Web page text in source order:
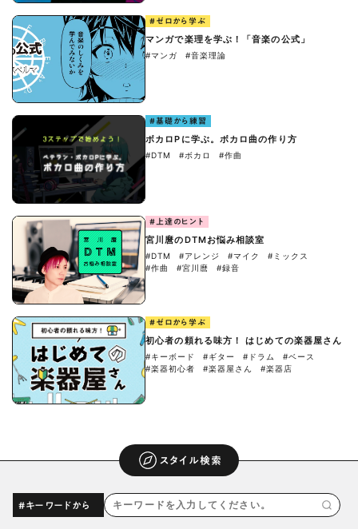
#ゼロから学ぶ
マンガで楽理を学ぶ！「音楽の公式」
#マンガ #音楽理論
#基礎から練習
ボカロPに学ぶ。ボカロ曲の作り方
#DTM #ボカロ #作曲
#上達のヒント
宮川麿のDTMお悩み相談室
#DTM #アレンジ #マイク
#ミックス
#作曲
#宮川麿 #録音
#ゼロから学ぶ
初心者の頼れる味方！ はじめての楽器屋さん
#キーボード #ギター #ドラム
#ベース
#楽器初心者
#楽器屋さん #楽器店
スタイル検索
#キーワードから